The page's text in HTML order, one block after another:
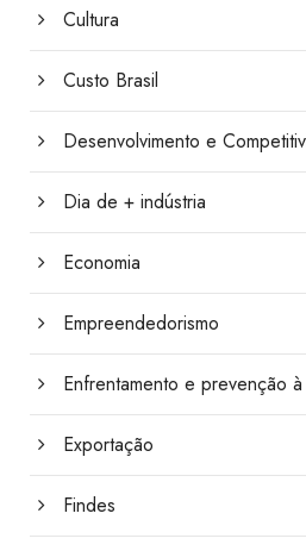
Cultura
Custo Brasil
Desenvolvimento e
Dia de + indústria
Economia
Empreendedorismo
Enfrentamento e prevenção
Exportação
Findes